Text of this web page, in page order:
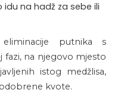
idu na hadž za sebe ili
putnika s
na njegovo mjesto
istog medžlisa,
kvote.